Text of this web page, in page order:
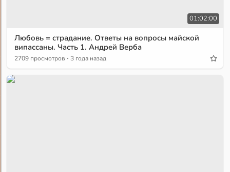
01:02:00
Любовь = страдание. Ответы на вопросы майской
випассаны. Часть 1. Андрей Верба
2709 просмотров · 3 года назад